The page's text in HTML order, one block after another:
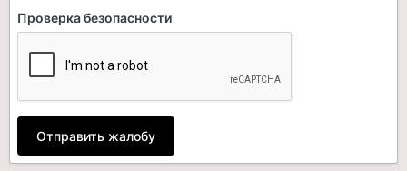
Проверка безопасности
Отправить жалобу